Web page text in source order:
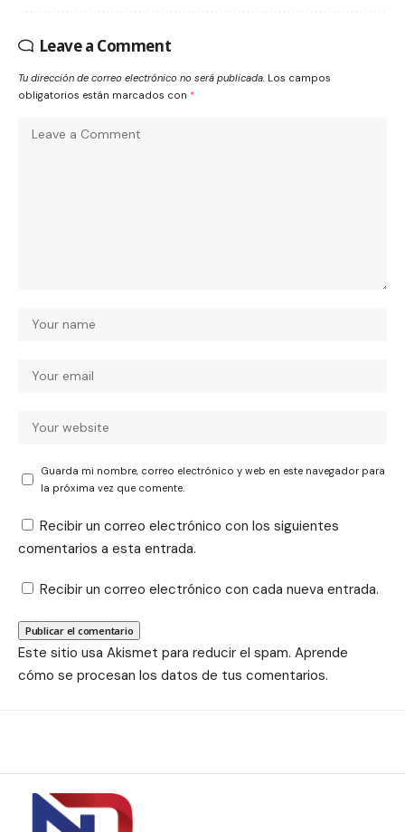
Leave a Comment
Tu dirección de correo electrónico no será publicada. Los campos
obligatorios están marcados con *
Guarda mi nombre, correo electrónico y web en este navegador para
la próxima vez que comente.
Recibir un correo electrónico con los siguientes
comentarios a esta entrada.
Recibir un correo electrónico con cada nueva entrada.
Este sitio usa Akismet para reducir el spam. Aprende
cómo se procesan los datos de tus comentarios.